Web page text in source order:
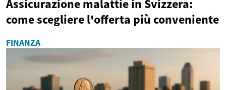
Assicurazione malattie in Svizzera:
come scegliere l'offerta più conveniente
FINANZA